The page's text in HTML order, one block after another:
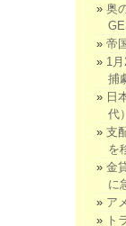
奥
帝
1
捕
日
代）
支
を
金
に
ア
ト